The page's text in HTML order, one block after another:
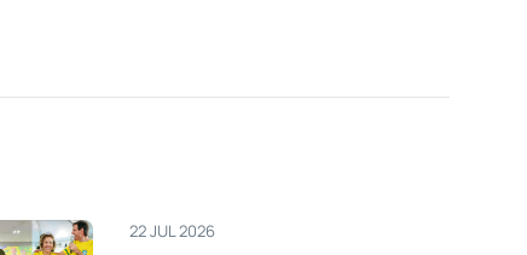
22 JUL 2026